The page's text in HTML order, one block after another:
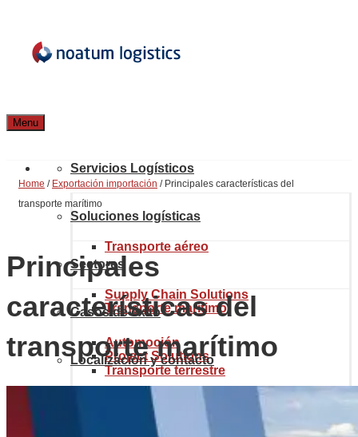
Menu
Servicios Logísticos
Transporte aéreo
Transporte marítimo
Transporte terrestre
Aduanas y comercio internacional
Soluciones logísticas
Supply Chain Solutions
Project Solutions
eCommerce Solutions
Sectores
Automoción
Industria química
Casos de éxito
Localización y contacto
Sobre Noatum Logistics
Home / Exportación importación / Principales características del
transporte marítimo
Principales
características del
transporte marítimo